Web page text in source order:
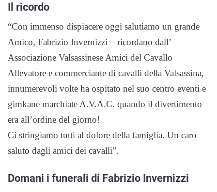
Il ricordo
“Con immenso dispiacere oggi salutiamo un grande
Amico, Fabrizio Invernizzi – ricordano dall’
Associazione Valsassinese Amici del Cavallo
Allevatore e commerciante di cavalli della Valsassina,
innumerevoli volte ha ospitato nel suo centro eventi e
gimkane marchiate A.V.A.C. quando il divertimento
era all’ordine del giorno!
Ci stringiamo tutti al dolore della famiglia. Un caro
saluto dagli amici dei cavalli”.
Domani i funerali di Fabrizio Invernizzi